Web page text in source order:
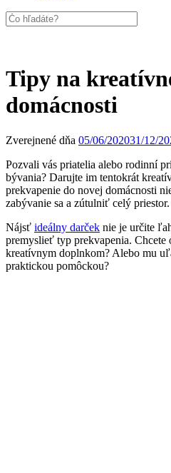
Tipy na
domácnosti
Zverejnené dňa 05/06/202031/12/
Pozvali vás priatelia alebo rodinní
bývania? Darujte im tentokrát
prekvapenie do novej domácnosti
zabývanie sa a zútulniť celý priestor.
Nájsť ideálny darček nie je určite
premyslieť typ prekvapenia. Chcete
kreatívnym doplnkom? Alebo mu
praktickou pomôckou?